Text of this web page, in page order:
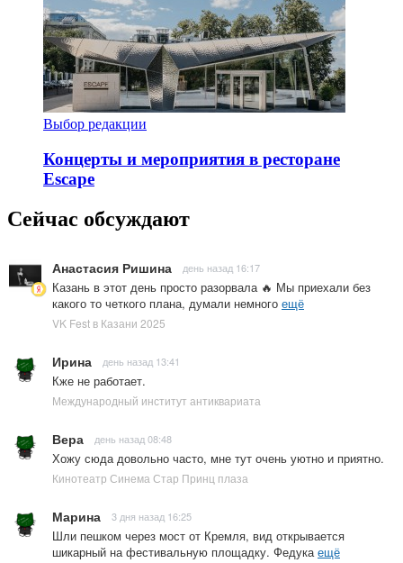
Выбор редакции
Концерты и мероприятия в ресторане
Escape
Сейчас обсуждают
Анастасия Ришина день назад 16:17
Казань в этот день просто разорвала 🔥 Мы приехали без
какого то четкого плана, думали немного ещё
VK Fest в Казани 2025
Ирина день назад 13:41
Кже не работает.
Международный институт антиквариата
Вера день назад 08:48
Хожу сюда довольно часто, мне тут очень уютно и приятно.
Кинотеатр Синема Стар Принц плаза
Марина 3 дня назад 16:25
Шли пешком через мост от Кремля, вид открывается
шикарный на фестивальную площадку. Федукаещё